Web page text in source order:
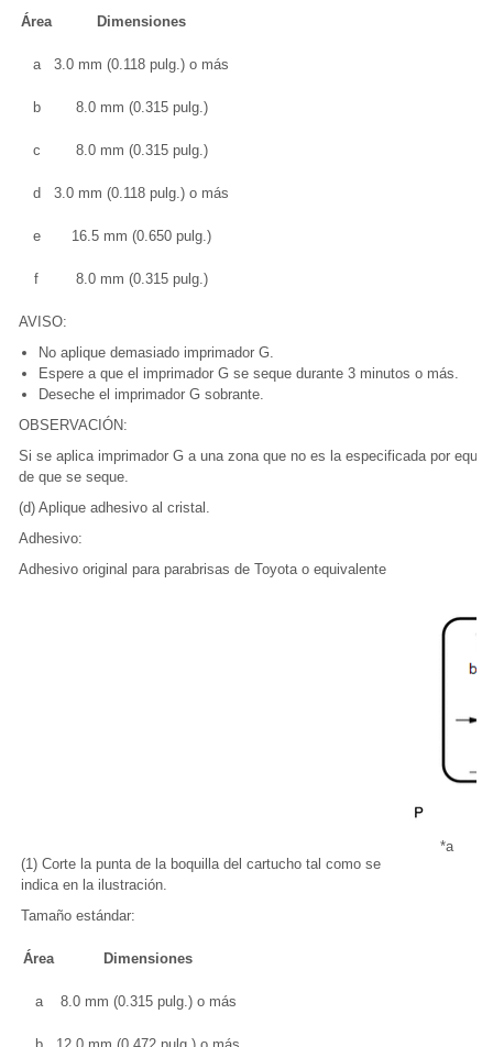
Área Dimensiones
a 3.0 mm (0.118 pulg.) o más
b 8.0 mm (0.315 pulg.)
c 8.0 mm (0.315 pulg.)
d 3.0 mm (0.118 pulg.) o más
e 16.5 mm (0.650 pulg.)
f 8.0 mm (0.315 pulg.)
AVISO:
No aplique demasiado imprimador G.
Espere a que el imprimador G se seque durante 3 minutos o más.
Deseche el imprimador G sobrante.
OBSERVACIÓN:
Si se aplica imprimador G a una zona que no es la especificada por
de que se seque.
(d) Aplique adhesivo al cristal.
Adhesivo:
Adhesivo original para parabrisas de Toyota o equivalente
(1) Corte la punta de la boquilla del cartucho tal como se
indica en la ilustración.
Tamaño estándar:
Área Dimensiones
a 8.0 mm (0.315 pulg.) o más
*a